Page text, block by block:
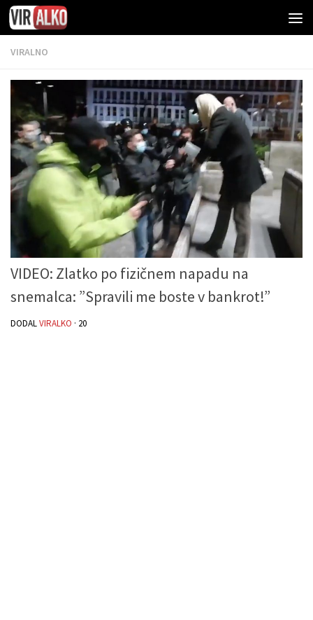
VIRALNO
VIDEO: Zlatko po fizičnem napadu na
snemalca: ”Spravili me boste v bankrot!”
DODALVIRALKO · 20